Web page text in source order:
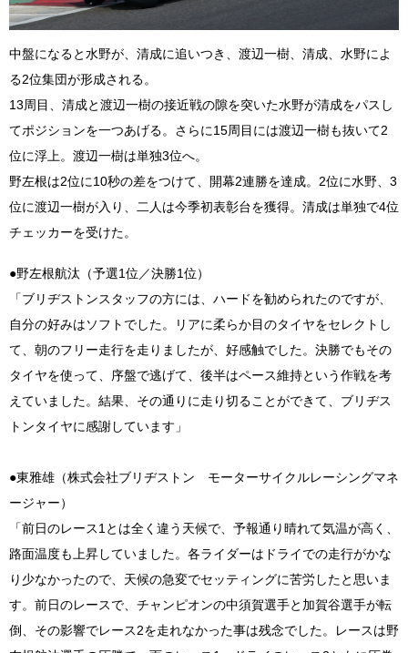
中盤になると水野が、清成に追いつき、渡辺一樹、清成、水野によ
る2位集団が形成される。
13周目、清成と渡辺一樹の接近戦の隙を突いた水野が清成をパスし
てポジションを一つあげる。さらに15周目には渡辺一樹も抜いて2
位に浮上。渡辺一樹は単独3位へ。
野左根は2位に10秒の差をつけて、開幕2連勝を達成。2位に水野、3
位に渡辺一樹が入り、二人は今季初表彰台を獲得。清成は単独で4位
チェッカーを受けた。
●野左根航汰（予選1位／決勝1位）
「ブリヂストンスタッフの方には、ハードを勧められたのですが、
自分の好みはソフトでした。リアに柔らか目のタイヤをセレクトし
て、朝のフリー走行を走りましたが、好感触でした。決勝でもその
タイヤを使って、序盤で逃げて、後半はペース維持という作戦を考
えていました。結果、その通りに走り切ることができて、ブリヂス
トンタイヤに感謝しています」
●東雅雄（株式会社ブリヂストン モーターサイクルレーシングマネ
ージャー）
「前日のレース1とは全く違う天候で、予報通り晴れて気温が高く、
路面温度も上昇していました。各ライダーはドライでの走行がかな
り少なかったので、天候の急変でセッティングに苦労したと思いま
す。前日のレースで、チャンピオンの中須賀選手と加賀谷選手が転
倒、その影響でレース2を走れなかった事は残念でした。レースは野